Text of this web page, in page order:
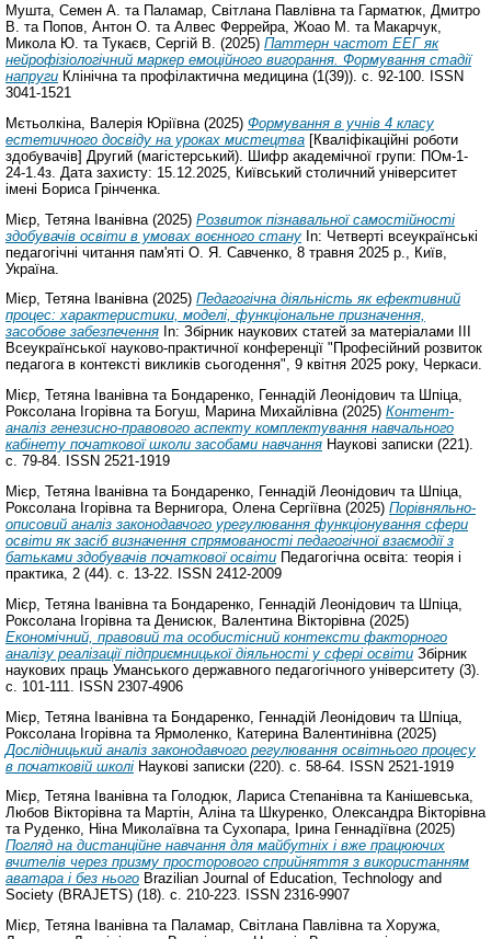
Мушта, Семен А. та Паламар, Світлана Павлівна та Гарматюк, Дмитро
В. та Попов, Антон О. та Алвес Феррейра, Жоао М. та Макарчук,
Микола Ю. та Тукаєв, Сергій В. (2025) Паттерн частот ЕЕГ як
нейрофізіологічний маркер емоційного вигорання. Формування стадії
напруги Клінічна та профілактична медицина (1(39)). с. 92-100. ISSN
3041-1521
Мєтьолкіна, Валерія Юріївна (2025) Формування в учнів 4 класу
естетичного досвіду на уроках мистецтва [Кваліфікаційні роботи
здобувачів] Другий (магістерський). Шифр академічної групи: ПОм-1-
24-1.4з. Дата захисту: 15.12.2025, Київський столичний університет
імені Бориса Грінченка.
Мієр, Тетяна Іванівна (2025) Розвиток пізнавальної самостійності
здобувачів освіти в умовах воєнного стану In: Четверті всеукраїнські
педагогічні читання пам'яті О. Я. Савченко, 8 травня 2025 р., Київ,
Україна.
Мієр, Тетяна Іванівна(2025) Педагогічна діяльність як ефективний
процес: характеристики, моделі, функціональне призначення,
засобове забезпечення In: Збірник наукових статей за матеріалами ІІІ
Всеукраїнської науково-практичної конференції "Професійний розвиток
педагога в контексті викликів сьогодення", 9 квітня 2025 року, Черкаси.
Мієр, Тетяна Іванівната Бондаренко, Геннадій Леонідович та Шпіца,
Роксолана Ігорівната Богуш, Марина Михайлівна(2025) Контент-
аналіз генезисно-правового аспекту комплектування навчального
кабінету початкової школи засобами навчання Наукові записки (221).
с. 79-84. ISSN 2521-1919
Мієр, Тетяна Іванівна та Бондаренко, Геннадій Леонідович та
Шпіца,
Роксолана Ігорівна та Вернигора, Олена Сергіївна (2025) Порівняльно-
описовий аналіз законодавчого урегулювання функціонування сфери
освіти як засіб визначення спрямованості педагогічної взаємодії з
батьками здобувачів початкової освіти Педагогічна освіта: теорія і
практика, 2 (44). с. 13-22. ISSN 2412-2009
Мієр, Тетяна Іванівна та Бондаренко, Геннадій Леонідович та Шпіца,
Роксолана Ігорівна та Денисюк, Валентина Вікторівна (2025)
Економічний, правовий та особистісний контексти факторного
аналізу реалізації підприємницької діяльності у сфері освіти Збірник
наукових праць Уманського державного педагогічного університету (3).
с. 101-111. ISSN 2307-4906
Мієр, Тетяна Іванівна та Бондаренко, Геннадій Леонідович та Шпіца,
Роксолана Ігорівна та Ярмоленко, Катерина Валентинівна (2025)
Дослідницький аналіз законодавчого регулювання освітнього процесу
в початковій школі Наукові записки (220). с. 58-64. ISSN 2521-1919
Мієр, Тетяна Іванівната Голодюк, Лариса Степанівната Канішевська,
Любов Вікторівната Мартін, Аліната Шкуренко, Олександра Вікторівна
та Руденко, Ніна Миколаївната Сухопара, Ірина Геннадіївна(2025)
Погляд на дистанційне навчання для майбутніх і вже працюючих
вчителів через призму просторового сприйняття з використанням
аватара і без нього Brazilian Journal of Education, Technology and
Society (BRAJETS) (18). с. 210-223. ISSN 2316-9907
Мієр, Тетяна Іванівната Паламар, Світлана Павлівната Хоружа,